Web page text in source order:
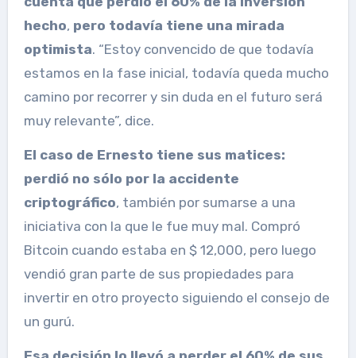
hecho, pero todavía tiene una mirada
optimista. “Estoy convencido de que todavía
estamos en la fase inicial, todavía queda mucho
camino por recorrer y sin duda en el futuro será
muy relevante”, dice.
El caso de Ernesto tiene sus matices:
perdió no sólo por la accidente
criptográfico, también por sumarse a una
iniciativa con la que le fue muy mal. Compró
Bitcoin cuando estaba en $ 12,000, pero luego
vendió gran parte de sus propiedades para
invertir en otro proyecto siguiendo el consejo de
un gurú.